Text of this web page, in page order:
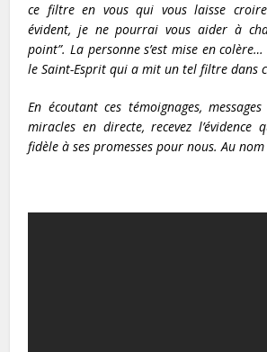
ce filtre en vous qui vous laisse
évident, je ne pourrai vous aider à
point”. La personne s’est mise en colère…
le Saint-Esprit qui a mit un tel filtre dans
En écoutant ces témoignages,
miracles en directe, recevez l’évidence
fidèle à ses promesses pour nous. Au nom